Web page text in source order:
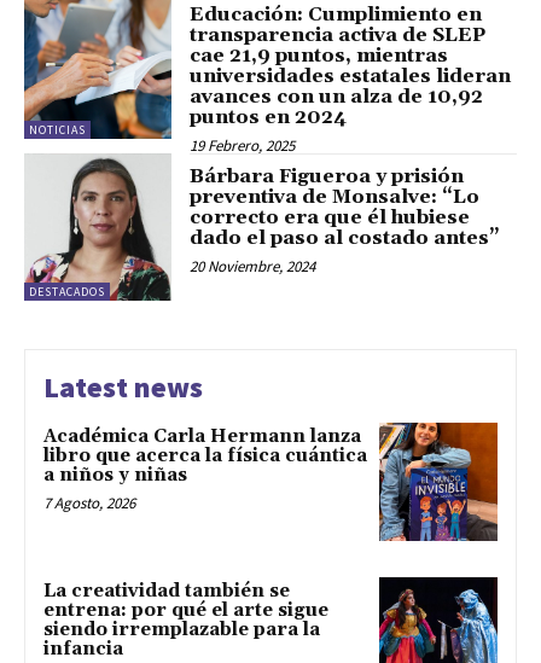
NOTICIAS
Educación: Cumplimiento en
transparencia activa de SLEP
cae 21,9 puntos, mientras
universidades estatales lideran
avances con un alza de 10,92
puntos en 2024
19 Febrero, 2025
DESTACADOS
Bárbara Figueroa y prisión
preventiva de Monsalve: “Lo
correcto era que él hubiese
dado el paso al costado antes”
20 Noviembre, 2024
Latest news
Académica Carla Hermann lanza
libro que acerca la física cuántica
a niños y niñas
7 Agosto, 2026
La creatividad también se
entrena: por qué el arte sigue
siendo irremplazable para la
infancia